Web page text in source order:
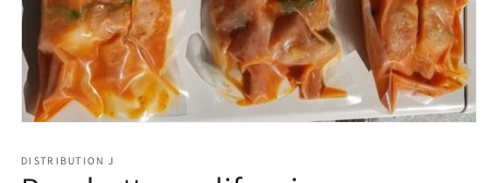
média
1
DISTRIBUTION J